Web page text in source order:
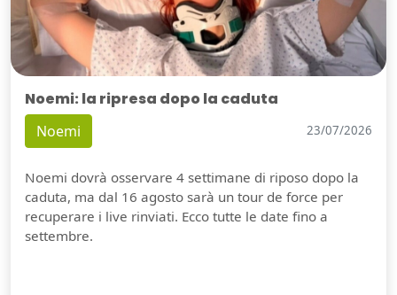
Noemi: la ripresa dopo la caduta
Noemi 23/07/2026
Noemi dovrà osservare 4 settimane di riposo dopo la
caduta, ma dal 16 agosto sarà un tour de force per
recuperare i live rinviati. Ecco tutte le date fino a
settembre.